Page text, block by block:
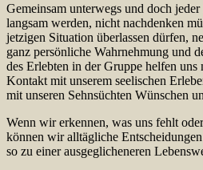
Gemeinsam unterwegs und doch
langsam werden, nicht nachdenken
jetzigen Situation überlassen dürfen,
ganz persönliche Wahrnehmung und
des Erlebten in der Gruppe helfen uns
Kontakt mit unserem seelischen
mit unseren Sehnsüchten Wünschen
Wenn wir erkennen, was uns fehlt
können wir alltägliche
so zu einer ausgeglicheneren